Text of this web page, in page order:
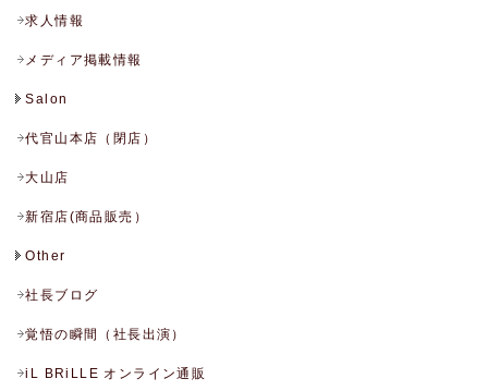
求人情報
メディア掲載情報
Salon
代官山本店（閉店）
大山店
新宿店(商品販売）
Other
社長ブログ
覚悟の瞬間（社長出演）
iL BRiLLE オンライン通販